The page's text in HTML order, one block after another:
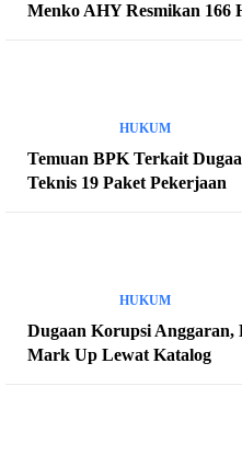
Menko AHY Resmikan 166
HUKUM
Temuan BPK Terkait
Teknis 19 Paket Pekerjaan
HUKUM
Dugaan Korupsi Anggaran,
Mark Up Lewat Katalog